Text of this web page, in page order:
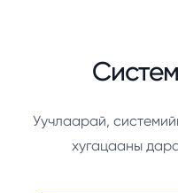
Уучлаарай,
хугацааны